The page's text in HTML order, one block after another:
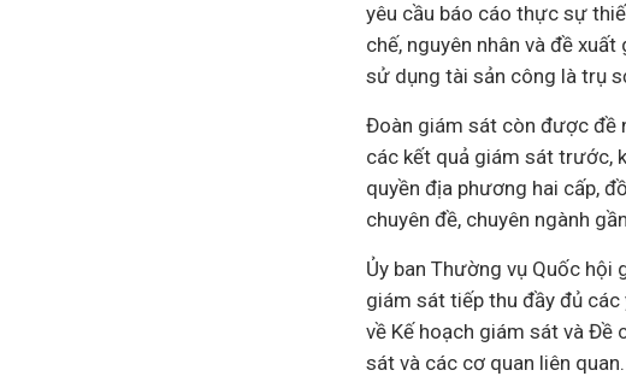
yêu cầu báo cáo thực sự
chế, nguyên nhân và đề
sử dụng tài sản công là trụ
Đoàn giám sát còn được đề
các kết quả giám sát trước,
quyền địa phương hai cấp,
chuyên đề, chuyên ngành
Ủy ban Thường vụ Quốc hội
giám sát tiếp thu đầy đủ các
về Kế hoạch giám sát và
sát và các cơ quan liên quan.